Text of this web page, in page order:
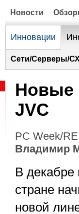
Новости
Инновации
Сети/Серверы/
Новые
JVC
PC Week/
Владимир
В
стране
новой